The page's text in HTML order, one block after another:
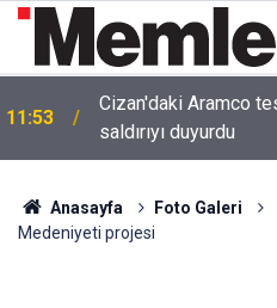
11:48
Afyonkarahisar’da
silahla vurdu,
Anasayfa Foto Galeri
Medeniyeti projesi